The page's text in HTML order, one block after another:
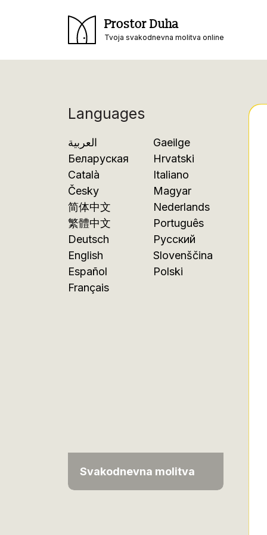
Prostor Duha
Tvoja svakodnevna molitva online
Languages
العربية
Беларуская
Català
Česky
简体中文
繁體中文
Deutsch
English
Español
Français
Gaeilge
Hrvatski
Italiano
Magyar
Nederlands
Português
Русский
Slovenščina
Polski
Svakodnevna molitva